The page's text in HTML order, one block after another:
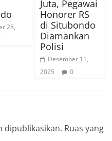
28,
Juta, Pegawai
Honorer RS
di Situbondo
Diamankan
Polisi
Desember 11,
2025
0
dipublikasikan. Ruas yang